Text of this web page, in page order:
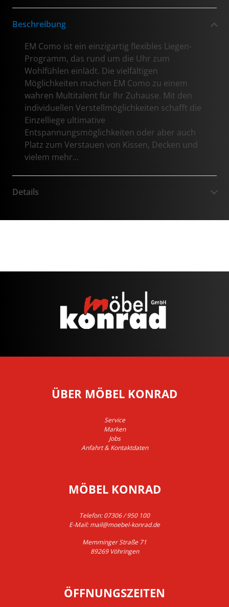
Beschreibung
EM Como ist ein einzigartig flexibles Liegen-
Programm, das rund um die Uhr zum
Wohlfühlen einlädt. Die vielfältigen
Möglichkeiten machen EM Como zu einem
wahren Multitalent für Ihr Zuhause. Mit den
individuellen Verstellmöglichkeiten schafft die
Einzelliege ultimative
Entspannungsmöglichkeiten oder aber auch
Platz zum Verstauen von Kissen, Decken und
vielem mehr...
Details
ÜBER MÖBEL KONRAD
Service
Marken
Jobs
Anfahrt & Kontaktdaten
MÖBEL KONRAD
Telefon:07306 / 950 100
E-Mail:mail@moebel-konrad.de
Memminger Straße 71
89269 Vöhringen
ÖFFNUNGSZEITEN